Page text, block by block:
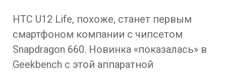
HTC U12 Life, похоже, станет первым
смартфоном компании с чипсетом
Snapdragon 660. Новинка «показалась» в
Geekbench с этой аппаратной